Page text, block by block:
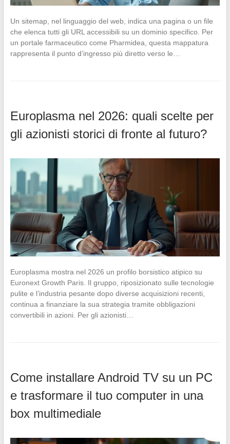
Un sitemap, nel linguaggio del web, indica una pagina o un file
che elenca tutti gli URL accessibili su un dominio specifico. Per
un portale farmaceutico come Pharmidea, questa mappatura
rappresenta il punto d’ingresso più diretto verso le…
Europlasma nel 2026: quali scelte per
gli azionisti storici di fronte al futuro?
Europlasma mostra nel 2026 un profilo borsistico atipico su
Euronext Growth Paris. Il gruppo, riposizionato sulle tecnologie
pulite e l’industria pesante dopo diverse acquisizioni recenti,
continua a finanziare la sua strategia tramite obbligazioni
convertibili in azioni. Per gli azionisti…
Come installare Android TV su un PC
e trasformare il tuo computer in una
box multimediale